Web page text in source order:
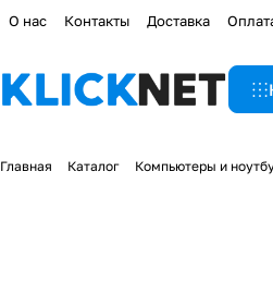
О нас Контакты Доставка
Главная Каталог Компьютеры и